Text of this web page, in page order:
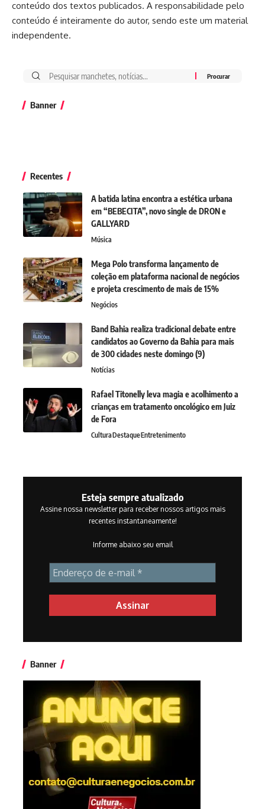
conteúdo dos textos publicados. A responsabilidade pelo
conteúdo é inteiramente do autor, sendo este um material
independente.
Banner
Recentes
A batida latina encontra a estética urbana
em “BEBECITA”, novo single de DRON e
GALLYARD
Música
Mega Polo transforma lançamento de
coleção em plataforma nacional de negócios
e projeta crescimento de mais de 15%
Negócios
Band Bahia realiza tradicional debate entre
candidatos ao Governo da Bahia para mais
de 300 cidades neste domingo (9)
Notícias
Rafael Titonelly leva magia e acolhimento a
crianças em tratamento oncológico em Juiz
de Fora
CulturaDestaqueEntretenimento
Esteja sempre atualizado
Assine nossa newsletter para receber nossos artigos mais
recentes instantaneamente!
Informe abaixo seu email
Banner